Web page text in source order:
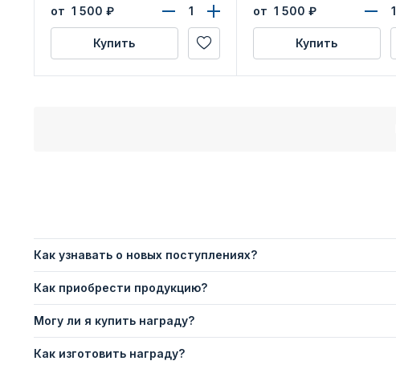
от 1 500 ₽
Купить
от 1 500 ₽
Купить
Как узнавать о новых поступлениях?
Как приобрести продукцию?
Могу ли я купить награду?
Как изготовить награду?